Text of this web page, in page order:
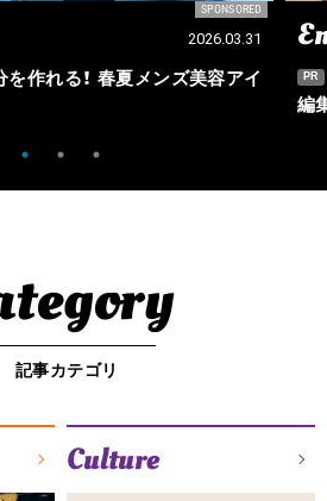
SPONSORED
2026.03.31
を作れる！ 春夏メンズ美容アイ
PR
編
記事カテゴリ
Culture